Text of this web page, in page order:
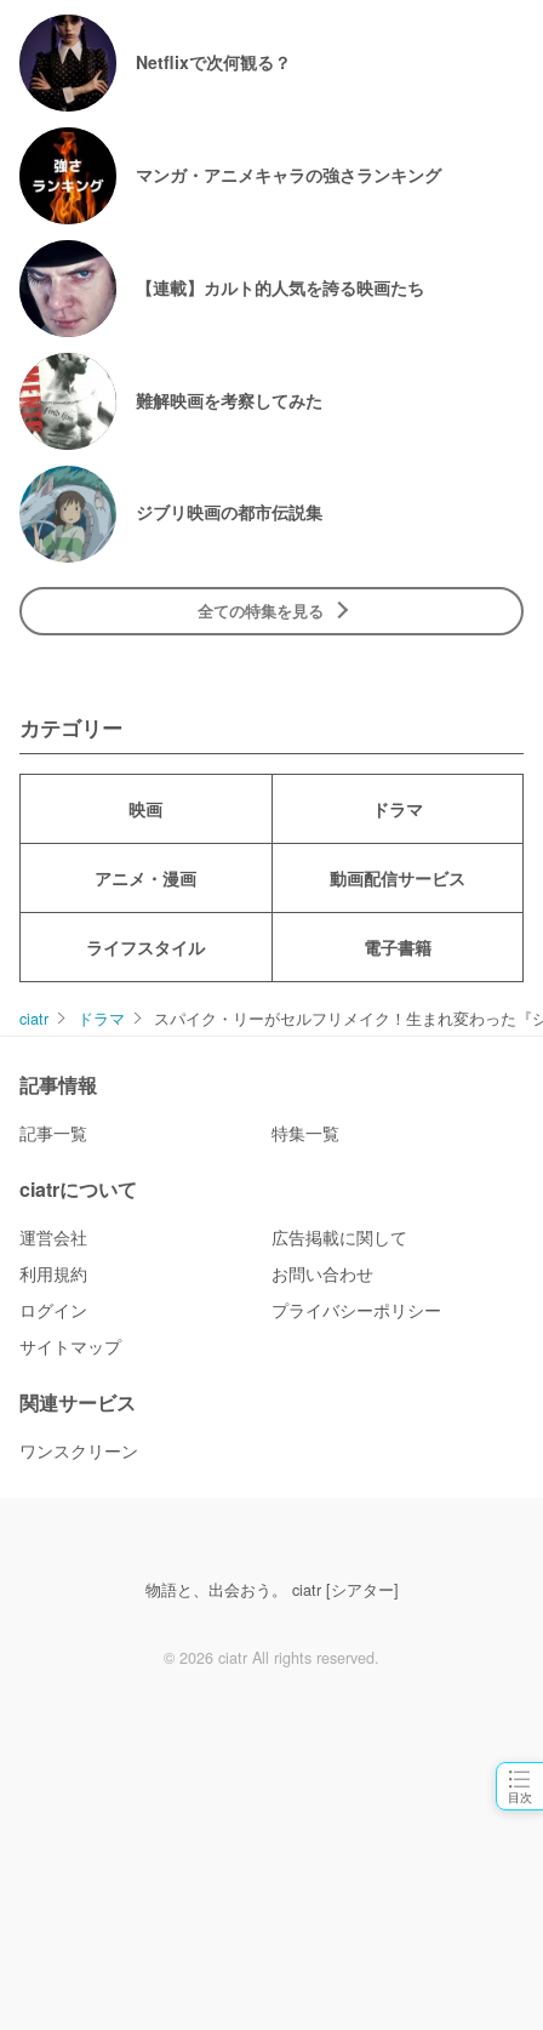
目次
Netflixで次何観る？
マンガ・アニメキャラの強さランキング
【連載】カルト的人気を誇る映画たち
難解映画を考察してみた
ジブリ映画の都市伝説集
全ての特集を見る
カテゴリー
映画 ドラマ
アニメ・漫画 動画配信サービス
ライフスタイル 電子書籍
ciatr ドラマ スパイク・リーがセルフリメイク！生まれ変わった
記事情報
記事一覧 特集一覧
ciatrについて
運営会社
広告掲載に関して
利用規約
お問い合わせ
ログイン
プライバシーポリシー
サイトマップ
関連サービス
ワンスクリーン
物語と、出会おう。 ciatr [シアター]
© 2026 ciatr All rights reserved.